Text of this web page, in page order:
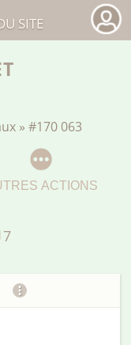
»#170 063
ACTIONS
7
SITE